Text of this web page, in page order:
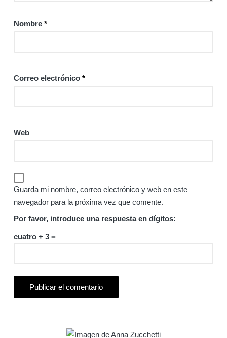
Nombre *
Correo electrónico *
Web
Guarda mi nombre, correo electrónico y web en este
navegador para la próxima vez que comente.
Por favor, introduce una respuesta en dígitos:
cuatro + 3 =